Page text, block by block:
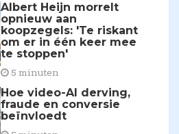
Albert Heijn morrelt
opnieuw aan
koopzegels: 'Te riskant
om er in één keer mee
te stoppen'
5 minuten
Hoe video-AI derving,
fraude en conversie
beïnvloedt